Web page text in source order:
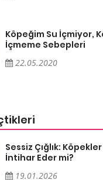
Köpeğim Su İçmiyor,
İçmeme Sebepleri
22.05.2020
Sessiz Çığlık:
İntihar Eder mi?
19.01.2026